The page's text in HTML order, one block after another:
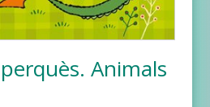
Animals